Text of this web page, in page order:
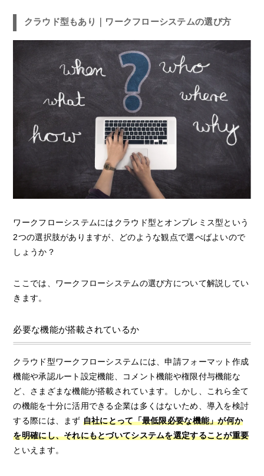
クラウド型もあり｜ワークフローシステムの選び方
ワークフローシステムにはクラウド型とオンプレミス型という
2つの選択肢がありますが、どのような観点で選べばよいので
しょうか？
ここでは、ワークフローシステムの選び方について解説してい
きます。
必要な機能が搭載されているか
クラウド型ワークフローシステムには、申請フォーマット作成
機能や承認ルート設定機能、コメント機能や権限付与機能な
ど、さまざまな機能が搭載されています。しかし、これら全て
の機能を十分に活用できる企業は多くはないため、導入を検討
する際には、まず 自社にとって「最低限必要な機能」が何か
を明確にし、それにもとづいてシステムを選定することが重要
といえます。